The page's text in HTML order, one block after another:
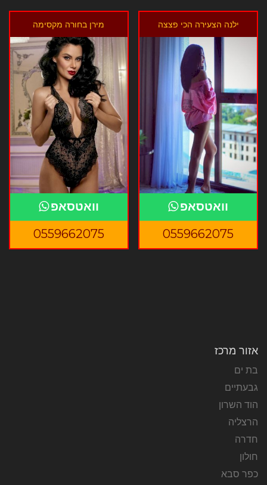
ילנה הצעירה הכי פצצה
וואטסאפ
0559662075
מירן בחורה מקסימה
וואטסאפ
0559662075
אזור מרכז
בת ים
גבעתיים
הוד השרון
הרצליה
חדרה
חולון
כפר סבא